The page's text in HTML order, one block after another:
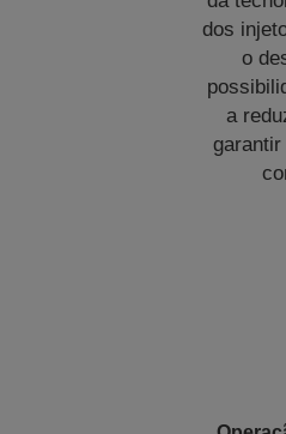
dos
o
a
garantir